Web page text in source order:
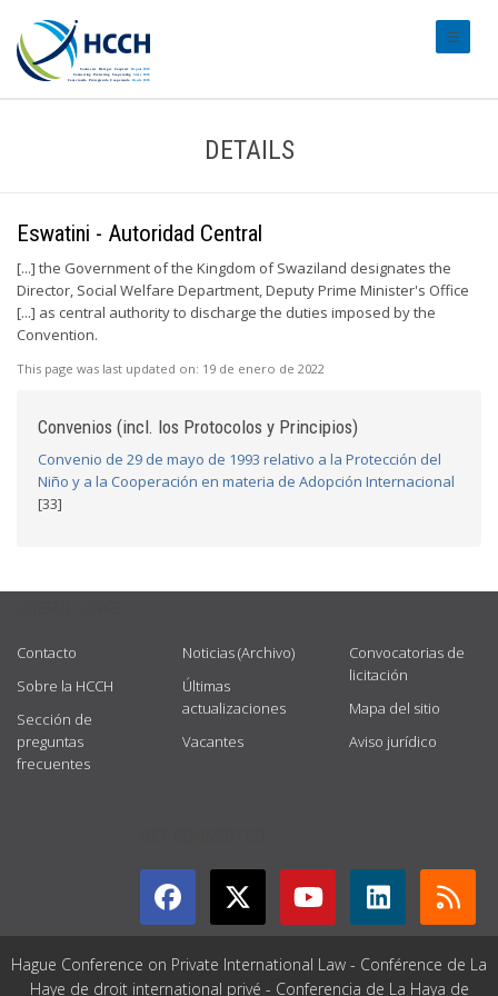
DETAILS
Eswatini - Autoridad Central
[...] the Government of the Kingdom of Swaziland designates the
Director, Social Welfare Department, Deputy Prime Minister's Office
[...] as central authority to discharge the duties imposed by the
Convention.
This page was last updated on: 19 de enero de 2022
Convenios (incl. los Protocolos y Principios)
Convenio de 29 de mayo de 1993 relativo a la Protección del
Niño y a la Cooperación en materia de Adopción Internacional
[33]
Contacto
Sobre la HCCH
Sección de
preguntas
frecuentes
Noticias (Archivo)
Últimas
actualizaciones
Vacantes
Convocatorias de
licitación
Mapa del sitio
Aviso jurídico
Hague Conference on Private International Law - Conférence de La
Haye de droit international privé - Conferencia de La Haya de